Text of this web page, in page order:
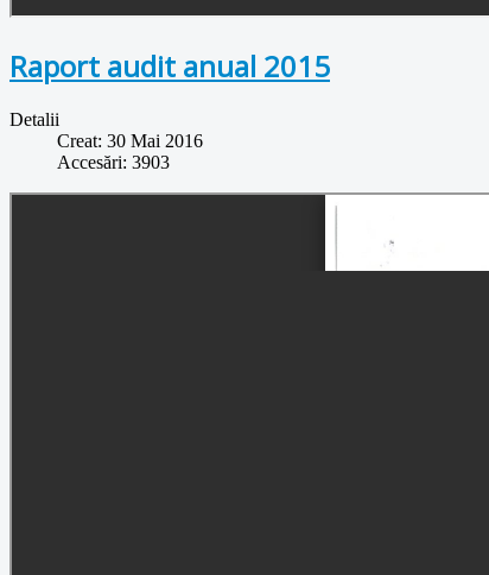
Raport audit anual 2015
Detalii
Creat: 30 Mai 2016
Accesări: 3903